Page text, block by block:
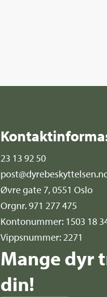
23 13 92 50
Øvre gate 7, 0551 Oslo
Orgnr. 971 277 475
Kontonummer: 1503 18
Vippsnummer: 2271
Mange dyr
din!